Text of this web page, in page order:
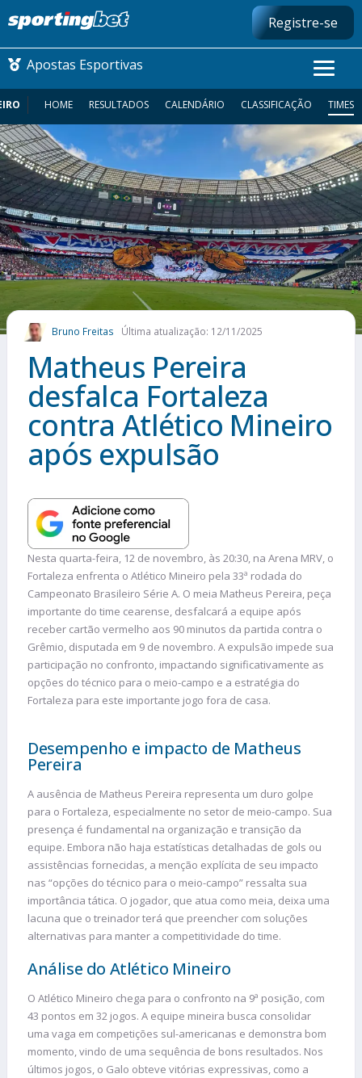
Registre-se
Apostas Esportivas
CONMEBOL LIBERTADORES
FUTEBOL NACIONAL
FUTEBOL INTERNACIONAL
COMO APOSTAR
MAIS ESPORTES
HOME RESULTADOS CALENDÁRIO CLASSIFICAÇÃO TIMES
Bruno Freitas Última atualização: 12/11/2025
Matheus Pereira
desfalca Fortaleza
contra Atlético Mineiro
após expulsão
Nesta quarta-feira, 12 de novembro, às 20:30, na Arena MRV, o
Fortaleza enfrenta o Atlético Mineiro pela 33ª rodada do
Campeonato Brasileiro Série A. O meia Matheus Pereira, peça
importante do time cearense, desfalcará a equipe após
receber cartão vermelho aos 90 minutos da partida contra o
Grêmio, disputada em 9 de novembro. A expulsão impede sua
participação no confronto, impactando significativamente as
opções do técnico para o meio-campo e a estratégia do
Fortaleza para este importante jogo fora de casa.
Desempenho e impacto de Matheus
Pereira
A ausência de Matheus Pereira representa um duro golpe
para o Fortaleza, especialmente no setor de meio-campo. Sua
presença é fundamental na organização e transição da
equipe. Embora não haja estatísticas detalhadas de gols ou
assistências fornecidas, a menção explícita de seu impacto
nas “opções do técnico para o meio-campo” ressalta sua
importância tática. O jogador, que atua como meia, deixa uma
lacuna que o treinador terá que preencher com soluções
alternativas para manter a competitividade do time.
Análise do Atlético Mineiro
O Atlético Mineiro chega para o confronto na 9ª posição, com
43 pontos em 32 jogos. A equipe mineira busca consolidar
uma vaga em competições sul-americanas e demonstra bom
momento, vindo de uma sequência de bons resultados. Nos
últimos jogos, o Galo obteve vitórias expressivas, como a